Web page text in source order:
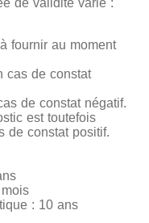
fournir au moment
cas de constat
de constat négatif.
est toutefois
de constat positif.
: 10 ans